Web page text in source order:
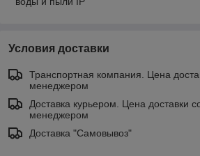
Условия доставки
Транспортная компания. Цена
менеджером
Доставка курьером. Цена доставки
менеджером
Доставка "Самовывоз"